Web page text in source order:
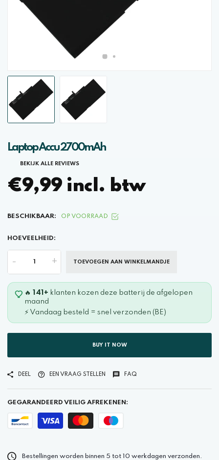
Laptop Accu 2700mAh
BEKIJK ALLE REVIEWS
€9,99 incl. btw
BESCHIKBAAR: OP VOORRAAD
HOEVEELHEID:
- + TOEVOEGEN AAN WINKELMANDJE
🔥 141+ klanten kozen deze batterij de afgelopen
maand
⚡ Vandaag besteld = snel verzonden (BE)
BUY IT NOW
DEEL EEN VRAAG STELLEN FAQ
GEGARANDEERD VEILIG AFREKENEN:
Bestellingen worden binnen 5 tot 10 werkdagen verzonden.